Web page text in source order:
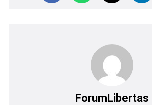
ForumLibertas